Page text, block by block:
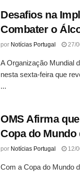
Desafios na
Combater o
por Notícias Portugal 27/
A Organização Mundial
nesta sexta-feira que
...
OMS Afirma
Copa do
por Notícias Portugal 12/
Com a Copa do Mundo